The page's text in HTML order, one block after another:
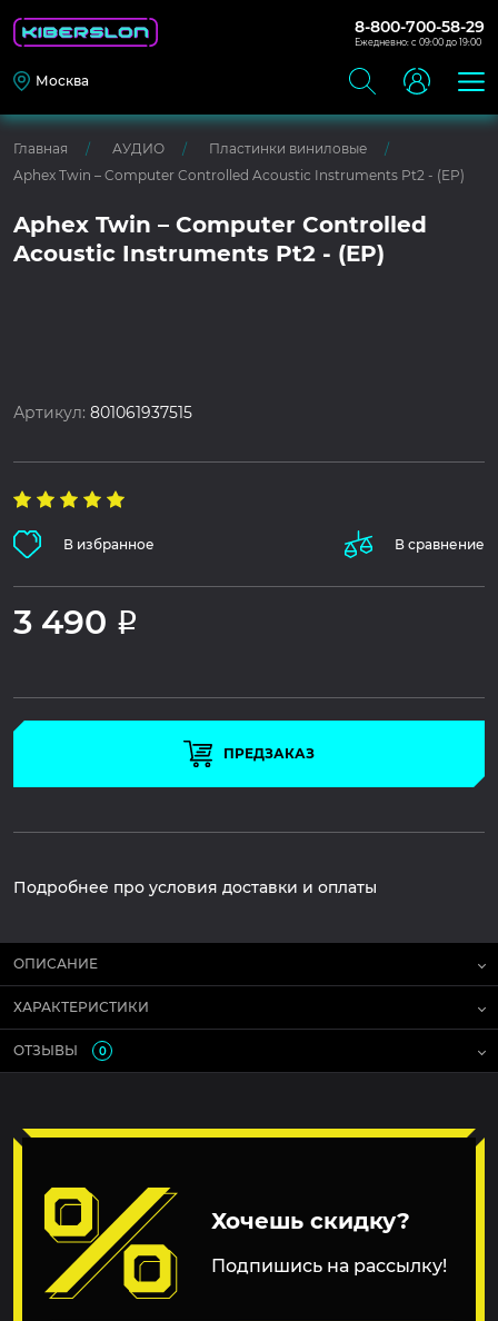
8-800-700-58-29
Ежедневно: с 09:00 до 19:00
Москва
Главная АУДИО
Пластинки виниловые
Aphex Twin – Computer Controlled Acoustic Instruments Pt2 - (EP)
Aphex Twin – Computer Controlled
Acoustic Instruments Pt2 - (EP)
Артикул:801061937515
В избранное В сравнение
3 490 Р
ПРЕДЗАКАЗ
Подробнее про условия доставки и оплаты
ОПИСАНИЕ
ХАРАКТЕРИСТИКИ
ОТЗЫВЫ 0
Хочешь скидку?
Подпишись на рассылку!